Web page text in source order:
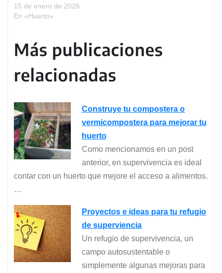
15 de enero de 2026
En «Huerto»
Más publicaciones
relacionadas
Construye tu compostera o
vermicompostera para mejorar tu
huerto
Como mencionamos en un post
anterior, en supervivencia es ideal
contar con un huerto que mejore el acceso a alimentos.
…
Proyectos e ideas para tu refugio
de superviencia
Un refugio de supervivencia, un
campo autosustentable o
simplemente algunas mejoras para